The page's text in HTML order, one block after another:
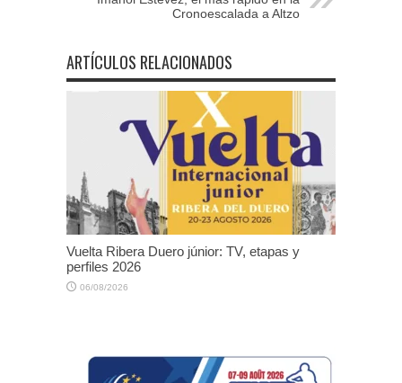
Cronoescalada a Altzo
ARTÍCULOS RELACIONADOS
Vuelta Ribera Duero júnior: TV, etapas y
perfiles 2026
06/08/2026